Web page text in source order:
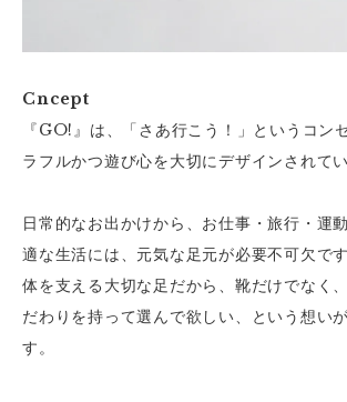
Cncept
『GO!』は、「さあ行こう！」というコン
ラフルかつ遊び心を大切にデザインされてい
日常的なお出かけから、お仕事・旅行・運
適な生活には、元気な足元が必要不可欠です
体を支える大切な足だから、靴だけでなく
だわりを持って選んで欲しい、という想い
す。